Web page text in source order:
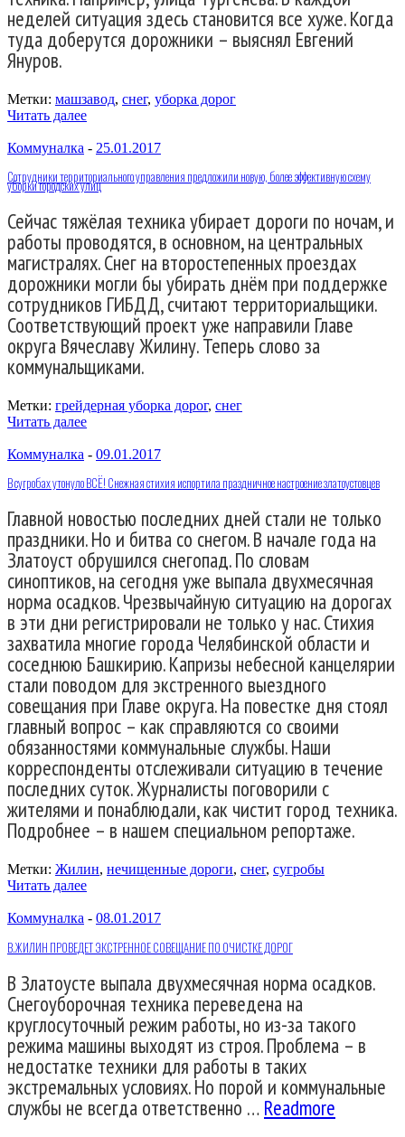
неделей ситуация здесь становится все хуже. Когда
туда доберутся дорожники – выяснял Евгений
Януров.
Метки: машзавод, снег, уборка дорог
Читать далее
Коммуналка - 25.01.2017
Сотрудники территориального управления предложили новую, более эффективную схему
уборки городских улиц
Сейчас тяжёлая техника убирает дороги по ночам, и
работы проводятся, в основном, на центральных
магистралях. Снег на второстепенных проездах
дорожники могли бы убирать днём при поддержке
сотрудников ГИБДД, считают территориальщики.
Соответствующий проект уже направили Главе
округа Вячеславу Жилину. Теперь слово за
коммунальщиками.
Метки: грейдерная уборка дорог, снег
Читать далее
Коммуналка - 09.01.2017
В сугробах утонуло ВСЁ! Снежная стихия испортила праздничное настроение златоустовцев
Главной новостью последних дней стали не только
праздники. Но и битва со снегом. В начале года на
Златоуст обрушился снегопад. По словам
синоптиков, на сегодня уже выпала двухмесячная
норма осадков. Чрезвычайную ситуацию на дорогах
в эти дни регистрировали не только у нас. Стихия
захватила многие города Челябинской области и
соседнюю Башкирию. Капризы небесной канцелярии
стали поводом для экстренного выездного
совещания при Главе округа. На повестке дня стоял
главный вопрос – как справляются со своими
обязанностями коммунальные службы. Наши
корреспонденты отслеживали ситуацию в течение
последних суток. Журналисты поговорили с
жителями и понаблюдали, как чистит город техника.
Подробнее – в нашем специальном репортаже.
Метки: Жилин, нечищенные дороги, снег, сугробы
Читать далее
Коммуналка - 08.01.2017
В.ЖИЛИН ПРОВЕДЕТ ЭКСТРЕННОЕ СОВЕЩАНИЕ ПО ОЧИСТКЕ ДОРОГ
В Златоусте выпала двухмесячная норма осадков.
Снегоуборочная техника переведена на
круглосуточный режим работы, но из-за такого
режима машины выходят из строя. Проблема – в
недостатке техники для работы в таких
экстремальных условиях. Но порой и коммунальные
службы не всегда ответственно … Readmore